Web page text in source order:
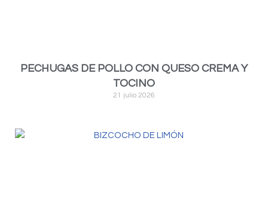
PECHUGAS DE POLLO CON QUESO CREMA Y
TOCINO
21 julio 2026